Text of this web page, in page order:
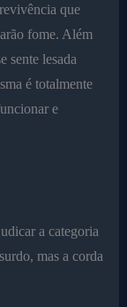
que
fome. Além
sente lesada
é totalmente
e
a categoria
mas a corda